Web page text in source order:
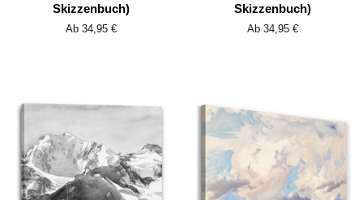
Skizzenbuch)
Ab 34,95 €
Skizzenbuch)
Ab 34,95 €